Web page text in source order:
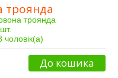
троянда
троянда
чоловік(а)
До кошика